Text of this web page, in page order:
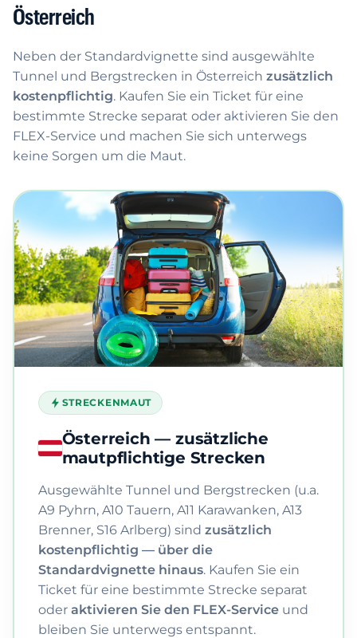
Österreich
Neben der Standardvignette sind ausgewählte
Tunnel und Bergstrecken in Österreich zusätzlich
kostenpflichtig. Kaufen Sie ein Ticket für eine
bestimmte Strecke separat oder aktivieren Sie den
FLEX-Service und machen Sie sich unterwegs
keine Sorgen um die Maut.
STRECKENMAUT
Österreich — zusätzliche
mautpflichtige Strecken
Ausgewählte Tunnel und Bergstrecken (u.a.
A9 Pyhrn, A10 Tauern, A11 Karawanken, A13
Brenner, S16 Arlberg) sind zusätzlich
kostenpflichtig — über die
Standardvignette hinaus. Kaufen Sie ein
Ticket für eine bestimmte Strecke separat
oder aktivieren Sie den FLEX-Serviceund
bleiben Sie unterwegs entspannt.